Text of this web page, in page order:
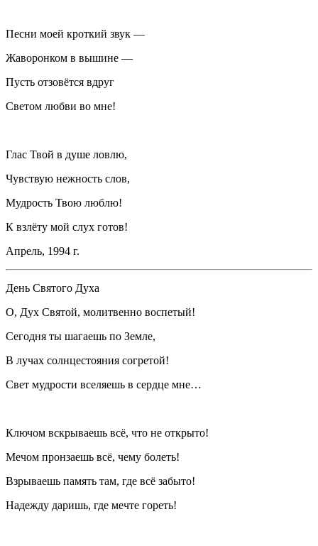
Песни моей кроткий звук —
Жаворонком в вышине —
Пусть отзовётся вдруг
Светом любви во мне!
Глас Твой в душе ловлю,
Чувствую нежность слов,
Мудрость Твою люблю!
К взлёту мой слух готов!
Апрель, 1994 г.
День Святого Духа
О, Дух Святой, молитвенно воспетый!
Сегодня ты шагаешь по Земле,
В лучах солнцестояния согретой!
Свет мудрости вселяешь в сердце мне…
Ключом вскрываешь всё, что не открыто!
Мечом пронзаешь всё, чему болеть!
Взрываешь память там, где всё забыто!
Надежду даришь, где мечте гореть!